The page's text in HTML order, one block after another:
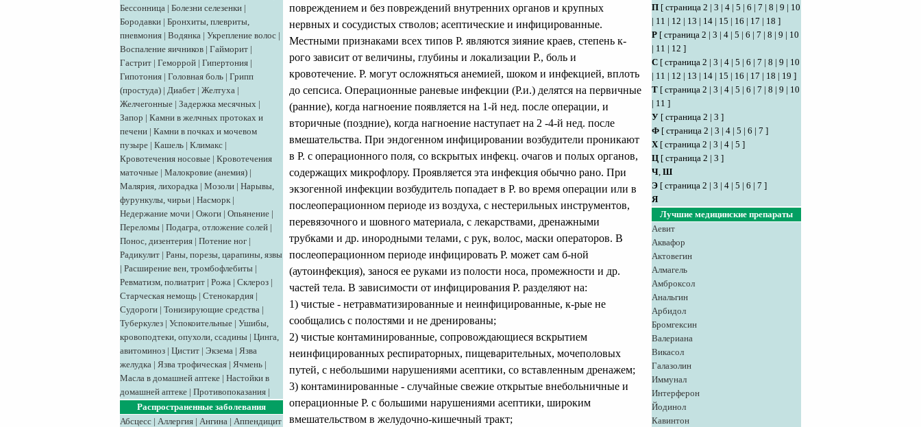
Бессонница | Болезни селезенки |
Бородавки | Бронхиты, плевриты,
пневмония | Водянка | Укрепление волос |
Воспаление яичников | Гайморит |
Гастрит | Геморрой | Гипертония |
Гипотония | Головная боль | Грипп
(простуда) | Диабет | Желтуха |
Желчегонные | Задержка месячных |
Запор | Камни в желчных протоках и
печени | Камни в почках и мочевом
пузыре | Кашель | Климакс |
Кровотечения носовые | Кровотечения
маточные | Малокровие (анемия) |
Малярия, лихорадка | Мозоли | Нарывы,
фурункулы, чирьи | Насморк |
Недержание мочи | Ожоги | Опьянение |
Переломы | Подагра, отложение солей |
Понос, дизентерия | Потение ног |
Радикулит | Раны, порезы, царапины, язвы
| Расширение вен, тромбофлебиты |
Ревматизм, полиатрит | Рожа | Склероз |
Старческая немощь | Стенокардия |
Судороги | Тонизирующие средства |
Туберкулез | Успокоительные | Ушибы,
кровоподтеки, опухоли, ссадины | Цинга,
авитоминоз | Цистит | Экзема | Язва
желудка | Язва трофическая | Ячмень |
Масла в домашней аптеке | Настойки в
домашней аптеке | Противопоказания |
Распространенные заболевания
Абсцесс | Аллергия | Ангина | Аппендицит
повреждением и без повреждений внутренних органов и крупных
нервных и сосудистых стволов; асептические и инфицированные.
Местными признаками всех типов Р. являются зияние краев, степень к-
рого зависит от величины, глубины и локализации Р., боль и
кровотечение. Р. могут осложняться анемией, шоком и инфекцией, вплоть
до сепсиса. Операционные раневые инфекции (Р.и.) делятся на первичные
(ранние), когда нагноение появляется на 1-й нед. после операции, и
вторичные (поздние), когда нагноение наступает на 2 -4-й нед. после
вмешательства. При эндогенном инфицировании возбудители проникают
в Р. с операционного поля, со вскрытых инфекц. очагов и полых органов,
содержащих микрофлору. Проявляется эта инфекция обычно рано. При
экзогенной инфекции возбудитель попадает в Р. во время операции или в
послеоперационном периоде из воздуха, с нестерильных инструментов,
перевязочного и шовного материала, с лекарствами, дренажными
трубками и др. инородными телами, с рук, волос, маски операторов. В
послеоперационном периоде инфицировать Р. может сам б-ной
(аутоинфекция), занося ее руками из полости носа, промежности и др.
частей тела. В зависимости от инфицирования Р. разделяют на:
1) чистые - нетравматизированные и неинфицированные, к-рые не
сообщались с полостями и не дренированы;
2) чистые контаминированные, сопровождающиеся вскрытием
неинфицированных респираторных, пищеварительных, мочеполовых
путей, с небольшими нарушениями асептики, со вставленным дренажем;
3) контаминированные - случайные свежие открытые внебольничные и
операционные Р. с большими нарушениями асептики, широким
вмешательством в желудочно-кишечный тракт;
П [ страница 2 | 3 | 4 | 5 | 6 | 7 | 8 | 9 | 10
| 11 | 12 | 13 | 14 | 15 | 16 | 17 | 18 ]
Р [ страница 2 | 3 | 4 | 5 | 6 | 7 | 8 | 9 | 10
| 11 | 12 ]
С [ страница 2 | 3 | 4 | 5 | 6 | 7 | 8 | 9 | 10
| 11 | 12 | 13 | 14 | 15 | 16 | 17 | 18 | 19 ]
Т [ страница 2 | 3 | 4 | 5 | 6 | 7 | 8 | 9 | 10
| 11 ]
У [ страница 2 | 3 ]
Ф [ страница 2 | 3 | 4 | 5 | 6 | 7 ]
Х[ страница 2 | 3 | 4 | 5 ]
Ц [ страница 2 | 3 ]
Ч, Ш
Э [ страница 2 | 3 | 4 | 5 | 6 | 7 ]
Я
Лучшие медицинские препараты
Аевит
Аквафор
Актовегин
Алмагель
Амброксол
Анальгин
Арбидол
Бромгексин
Валериана
Викасол
Галазолин
Иммунал
Интерферон
Йодинол
Кавинтон